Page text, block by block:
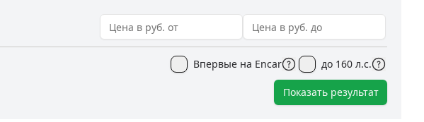
Впервые на Encar до 160 л.с.
Показать результат